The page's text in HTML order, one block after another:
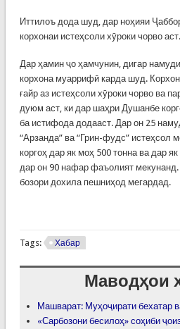
Иттилоъ дода шуд, дар ноҳияи
корхонаи истеҳсоли хӯроки чорво аст.
Дар ҳамин ҷо ҳамчунин, дигар
корхона муаррифӣ карда шуд.
ғайр аз истеҳсоли хӯроки чорво ва
дуюм аст, ки дар шаҳри Душанбе
ба истифода додааст. Дар он 25
“Арзанда” ва “Грин-фудс” истеҳсол
коргоҳ дар як моҳ 500 тонна ва дар
дар он 90 нафар фаъолият мекунанд.
бозори дохила пешниҳод мегардад.
Tags: Хабар
Маводҳои
Машварат: Муҳоҷирати бехатар
«Сарбозони бесилоҳ» соҳиби